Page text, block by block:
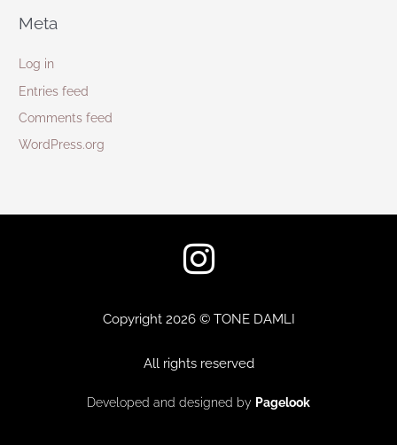
Meta
Log in
Entries feed
Comments feed
WordPress.org
I
s
t
a
Copyright 2026 © TONE DAMLI
All rights reserved
Developed and designed by Pagelook